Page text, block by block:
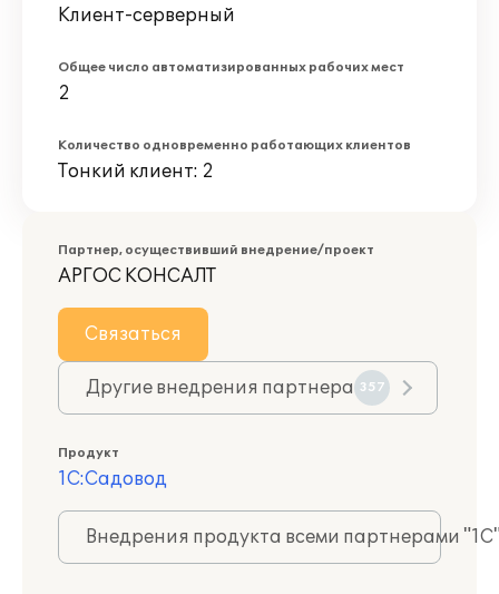
Клиент-серверный
Общее число автоматизированных рабочих мест
2
Количество одновременно работающих клиентов
Тонкий клиент: 2
Партнер, осуществивший внедрение/проект
АРГОС КОНСАЛТ
Связаться
Другие внедрения партнера 357
Продукт
1С:Садовод
Внедрения продукта всеми партнерами